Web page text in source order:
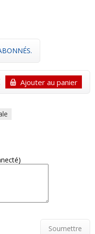
Ajouter au panier
Soumettre